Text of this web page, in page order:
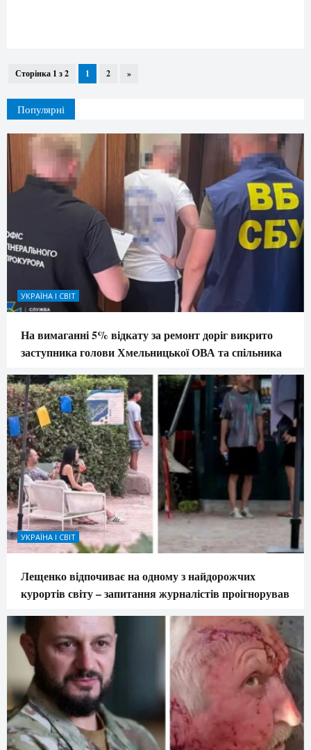
Сторінка 1 з 2 1 2 »
Популярні
УКРАЇНА І СВІТ
На вимаганні 5% відкату за ремонт доріг викрито
заступника голови Хмельницької ОВА та спільника
УКРАЇНА І СВІТ
Лещенко відпочиває на одному з найдорожчих
курортів світу – запитання журналістів проігнорував